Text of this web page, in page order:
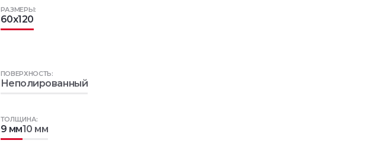
РАЗМЕРЫ:
60x120
ТОЛЩИНА:
9 мм10 мм
ПОВЕРХНОСТЬ:
Неполированный